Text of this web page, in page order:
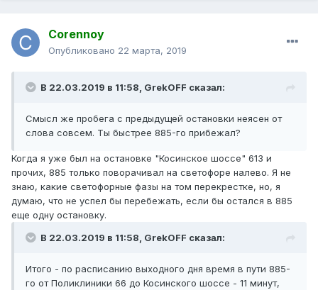
Corennoy
Опубликовано 22 марта, 2019
В 22.03.2019 в 11:58, GrekOFF сказал:
Смысл же пробега с предыдущей остановки неясен от
слова совсем. Ты быстрее 885-го прибежал?
Когда я уже был на остановке "Косинское шоссе" 613 и
прочих, 885 только поворачивал на светофоре налево. Я не
знаю, какие светофорные фазы на том перекрестке, но, я
думаю, что не успел бы перебежать, если бы остался в 885
еще одну остановку.
В 22.03.2019 в 11:58, GrekOFF сказал:
Итого - по расписанию выходного дня время в пути 885-
го от Поликлиники 66 до Косинского шоссе - 11 минут,